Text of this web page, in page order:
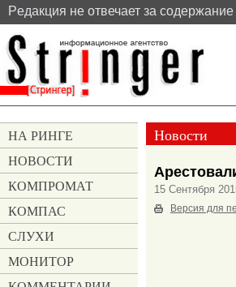
Pедакция не отвечает за
Новости
15 Сентября
Версия для
НА РИНГЕ
НОВОСТИ
КОМПРОМАТ
КОМПАС
СЛУХИ
МОНИТОР